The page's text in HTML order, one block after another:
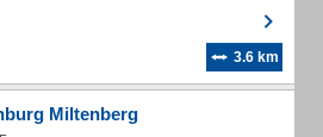
3.6 km
Miltenberg